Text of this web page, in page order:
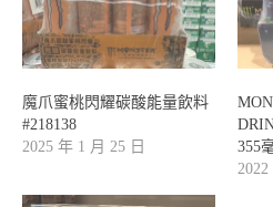
魔爪蜜桃閃耀碳酸能量飲料
#218138
2025 年 1 月 25 日
355
2022